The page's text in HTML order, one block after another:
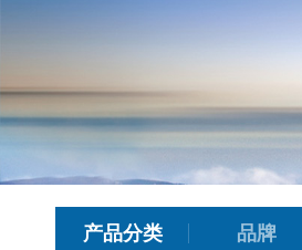
产品分类 品牌